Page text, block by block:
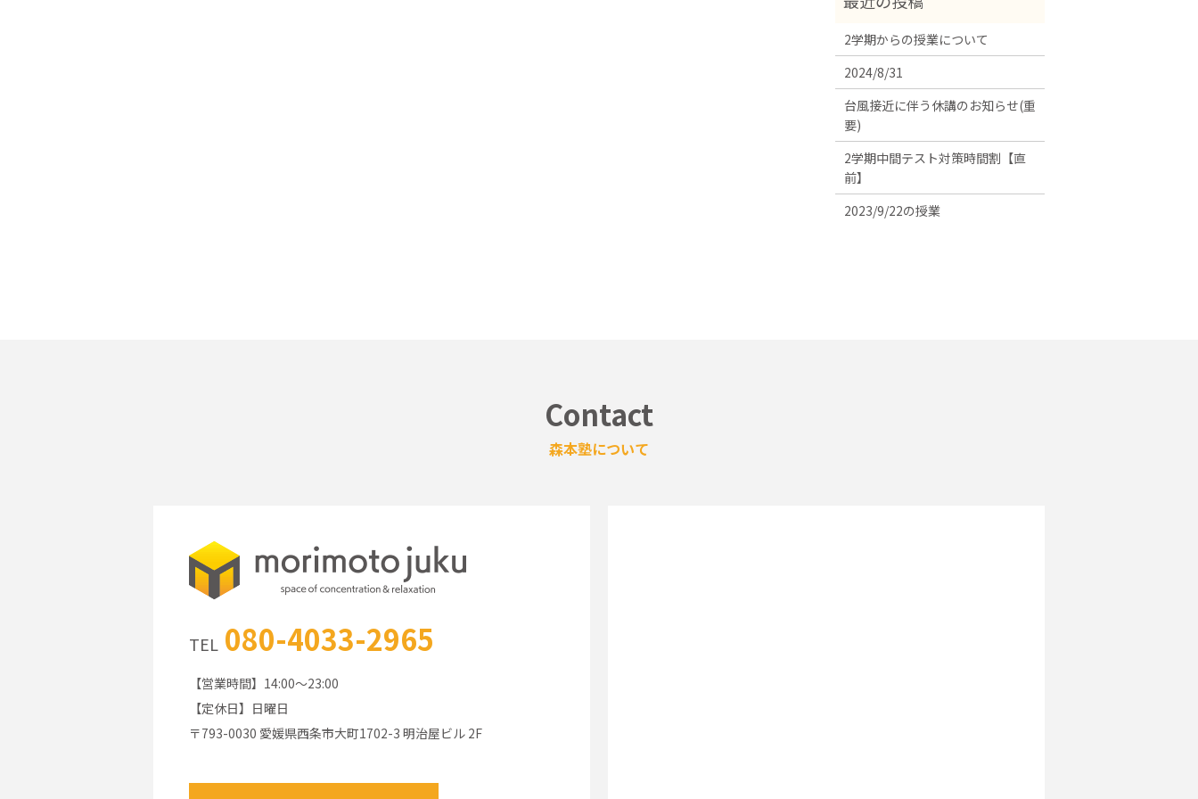
2学期からの授業について
2024/8/31
台風接近に伴う休講のお知らせ(重
要)
2学期中間テスト対策時間割【直
前】
2023/9/22の授業
Contact
森本塾について
TEL 080-4033-2965
【営業時間】14:00～23:00
【定休日】日曜日
〒793-0030 愛媛県西条市大町1702-3 明治屋ビル 2F